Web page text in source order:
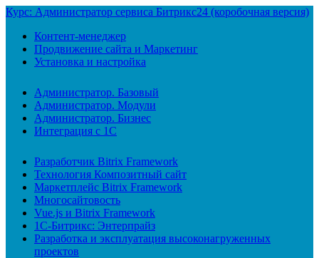
Курс: Администратор сервиса Битрикс24 (коробочная версия)
Контент-менеджер
Продвижение сайта и Маркетинг
Установка и настройка
Администратор. Базовый
Администратор. Модули
Администратор. Бизнес
Интеграция с 1С
Разработчик Bitrix Framework
Технология Композитный сайт
Маркетплейс Bitrix Framework
Многосайтовость
Vue.js и Bitrix Framework
1С-Битрикс: Энтерпрайз
Разработка и эксплуатация высоконагруженных
проектов